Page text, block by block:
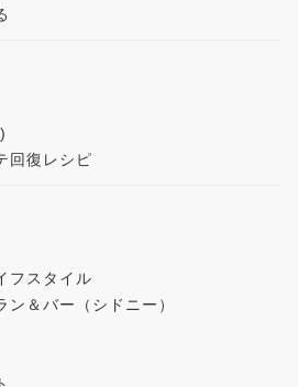
回復レシピ
フスタイル
ン＆バー（シドニー）